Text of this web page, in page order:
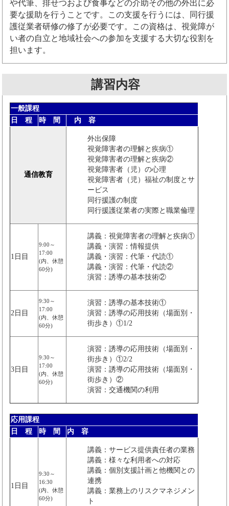
や代筆、排せつおよび食事などの介助その他の外出に必
要な援助を行うことです。この支援を行うには、同行援
護従業者研修の修了が必要です。この資格は、視覚障が
い者の自立と地域社会への参加を支援する大切な役割を
担います。
講習内容
一般課程
日 程
時 間 内 容
通信教育
外出保障
視覚障害者の理解と疾病①
視覚障害者の理解と疾病②
視覚障害者（児）の心理
視覚障害者（児）福祉の制度とサ
ービス
同行援護の制度
同行援護従業者の実際と職業倫理
1日目
9:00～
17:00
(内、休憩
60分)
講義：視覚障害者の理解と疾病①
講義・演習：情報提供
講義・演習：代筆・代読①
講義・演習：代筆・代読②
演習：誘導の基本技術②
2日目
9:30～
17:00
(内、休憩
60分)
演習：誘導の基本技術①
演習：誘導の応用技術（場面別・
街歩き）①1/2
3日目
9:30～
17:00
(内、休憩
60分)
演習：誘導の応用技術（場面別・
街歩き）①2/2
演習：誘導の応用技術（場面別・
街歩き）②
演習：交通機関の利用
応用課程
日 程
時 間 内 容
1日目
9:30～
16:30
(内、休憩
60分)
講義：サービス提供責任者の業務
講義：様々な利用者への対応
講義：個別支援計画と他機関との
連携
講義：業務上のリスクマネジメン
ト